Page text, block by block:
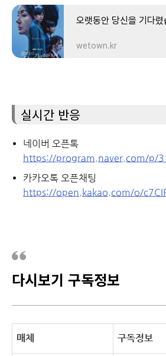
wetown.kr
실시간 반응
네이버 오픈톡
https://program.naver.com/p/
카카오톡 오픈채팅
https://open.kakao.com/o/
다시보기 구독정보
매체 구독정보